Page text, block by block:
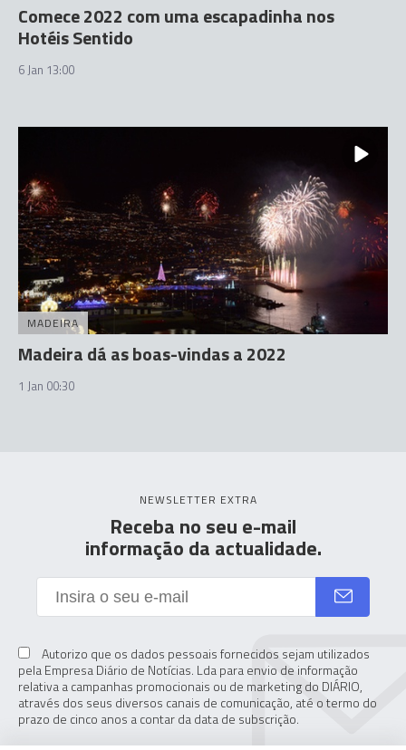
Comece 2022 com uma escapadinha nos
Hotéis Sentido
6 Jan 13:00
MADEIRA
Madeira dá as boas-vindas a 2022
1 Jan 00:30
NEWSLETTER EXTRA
Receba no seu e-mail
informação da actualidade.
Autorizo que os dados pessoais fornecidos sejam utilizados
pela Empresa Diário de Notícias. Lda para envio de informação
relativa a campanhas promocionais ou de marketing do DIÁRIO,
através dos seus diversos canais de comunicação, até o termo do
prazo de cinco anos a contar da data de subscrição.